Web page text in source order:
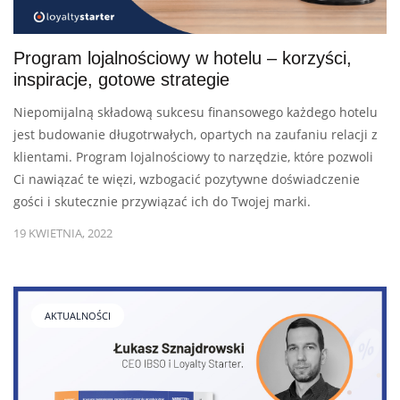
Program lojalnościowy w hotelu – korzyści,
inspiracje, gotowe strategie
Niepomijalną składową sukcesu finansowego każdego hotelu
jest budowanie długotrwałych, opartych na zaufaniu relacji z
klientami. Program lojalnościowy to narzędzie, które pozwoli
Ci nawiązać te więzi, wzbogacić pozytywne doświadczenie
gości i skutecznie przywiązać ich do Twojej marki.
19 KWIETNIA, 2022
AKTUALNOŚCI